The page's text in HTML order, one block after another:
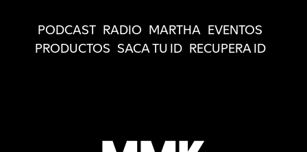
PODCAST RADIO MARTHA EVENTOS
PRODUCTOS SACA TU ID RECUPERA ID